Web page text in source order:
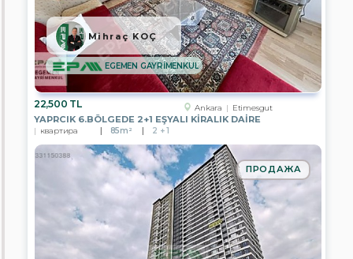
Istanbul
Kayseri
Manisa
Muğla
Tekirdağ
22,500 TL Ankara Etimesgut
YAPRCIK 6.BÖLGEDE 2+1 EŞYALI KİRALIK DAİRE
квартира 85m² 2 + 1
EGEMEN GAYRİMENKUL
Mihraç KOÇ
ПРОДАЖА